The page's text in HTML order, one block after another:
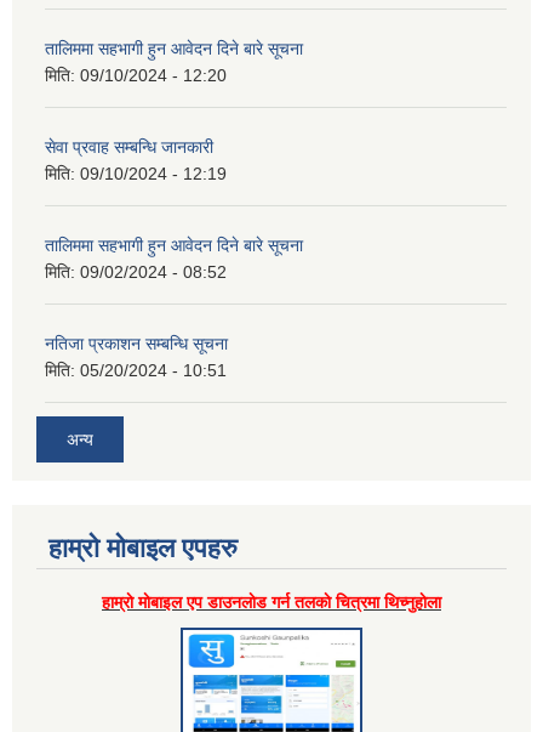
तालिममा सहभागी हुन आवेदन दिने बारे सूचना
मिति: 09/10/2024 - 12:20
सेवा प्रवाह सम्बन्धि जानकारी
मिति: 09/10/2024 - 12:19
तालिममा सहभागी हुन आवेदन दिने बारे सूचना
मिति: 09/02/2024 - 08:52
नतिजा प्रकाशन सम्बन्धि सूचना
मिति: 05/20/2024 - 10:51
अन्य
हाम्राे माेबाइल एपहरु
हाम्राे माेबाइल एप डाउनलाेड गर्न तलकाे चित्रमा थिच्नुहाेला